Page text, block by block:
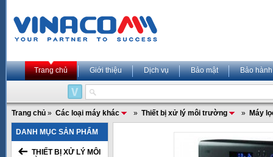
Trang chủ Giới thiệu Dịch vụ Bảo mật Bảo hành
Trang chủ » Các loại máy khác » Thiết bị xử lý môi trường » Máy
DANH MỤC SẢN PHẨM
THIẾT BỊ XỬ LÝ MÔI